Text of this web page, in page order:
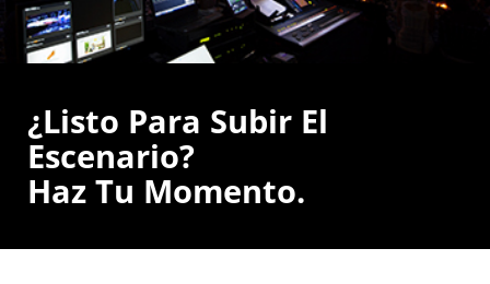
¿Listo Para Subir El
Escenario?
Haz Tu Momento.